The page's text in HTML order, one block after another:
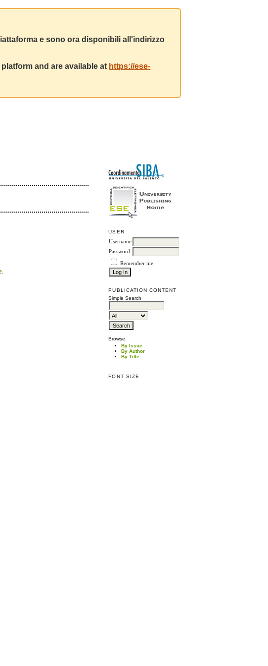
e sono ora disponibili all'indirizzo
and are available at https://ese-
USER
Username
Password
Remember me
PUBLICATION CONTENT
Simple Search
Browse
By Issue
By Author
By Title
FONT SIZE
.